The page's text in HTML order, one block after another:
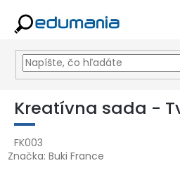
Prejsť
obsahKreatívna sada -
FK003
Značka: Buki France